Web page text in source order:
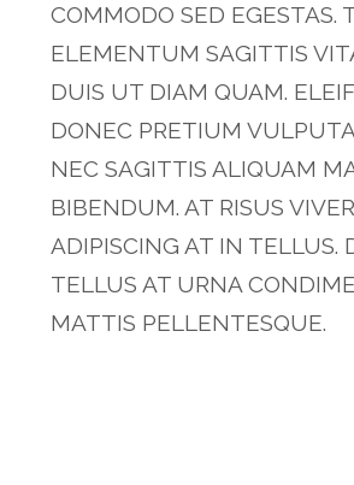
COMMODO SED EGESTAS.
ELEMENTUM SAGITTIS
DUIS UT DIAM QUAM.
DONEC PRETIUM
NEC SAGITTIS ALIQUAM
BIBENDUM. AT RISUS
ADIPISCING AT IN TELLUS.
TELLUS AT URNA
MATTIS PELLENTESQUE.